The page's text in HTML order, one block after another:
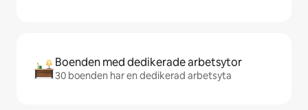
Boenden med dedikerade arbetsytor
30 boenden har en dedikerad arbetsyta